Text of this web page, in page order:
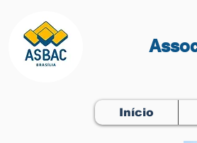
Início